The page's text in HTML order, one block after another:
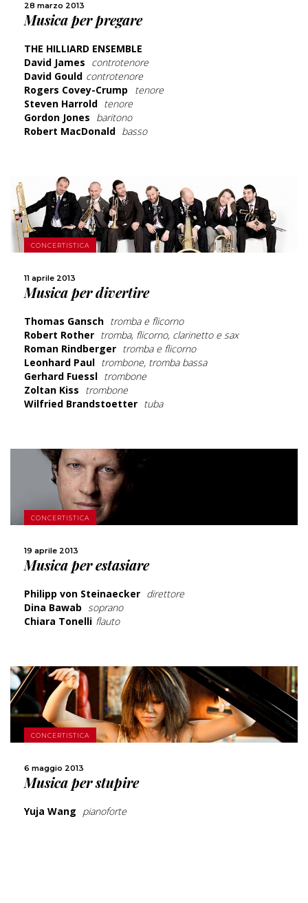
28 marzo 2013
Musica per pregare
THE HILLIARD ENSEMBLE
David James controtenore
David Gould controtenore
Rogers Covey-Crump
tenore
Steven Harrold tenore
Gordon Jones baritono
Robert MacDonald basso
CONCERTISTICA
11 aprile 2013
Musica per divertire
Thomas Gansch tromba e flicorno
Robert Rother tromba, flicorno, clarinetto e sax
Roman Rindberger tromba e flicorno
Leonhard Paul trombone, tromba bassa
Gerhard Fuessl trombone
Zoltan Kiss trombone
Wilfried Brandstoetter tuba
CONCERTISTICA
19 aprile 2013
Musica per estasiare
Philipp von Steinaecker direttore
Dina Bawab soprano
Chiara Tonelli flauto
CONCERTISTICA
6 maggio 2013
Musica per stupire
Yuja Wang pianoforte
SCOPRI DI PIÙ